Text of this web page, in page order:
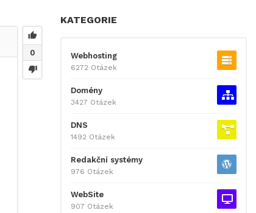
0
KATEGORIE
Webhosting
6272 Otázek
Domény
3427 Otázek
DNS
1492 Otázek
Redakční systémy
976 Otázek
WebSite
907 Otázek